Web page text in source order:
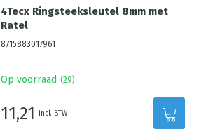
4Tecx Ringsteeksleutel 8mm met
Ratel
8715883017961
Op voorraad (29)
11,21 incl. BTW